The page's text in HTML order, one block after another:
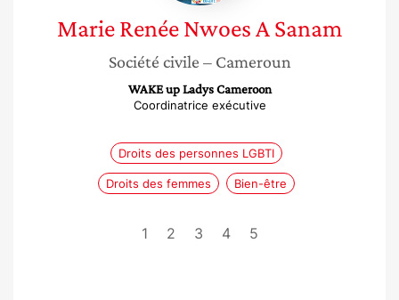
Marie Renée Nwoes A Sanam
Société civile – Cameroun
WAKE up Ladys Cameroon
Coordinatrice exécutive
Droits des personnes LGBTI
Droits des femmes Bien-être
1 2 3 4 5